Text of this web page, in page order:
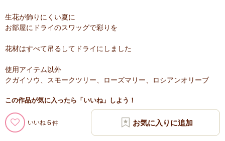
生花が飾りにくい夏に
お部屋にドライのスワッグで彩りを
花材はすべて吊るしてドライにしました
使用アイテム以外
クガイソウ、スモークツリー、ローズマリー、ロシアンオリーブ
この作品が気に入ったら「いいね」しよう！
いいね 6